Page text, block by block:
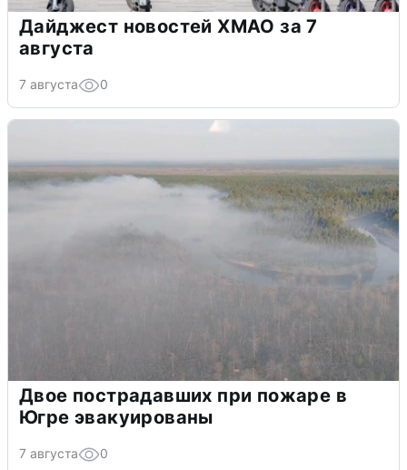
Дайджест новостей ХМАО за 7
августа
7 августа 0
Двое пострадавших при пожаре в
Югре эвакуированы
7 августа 0